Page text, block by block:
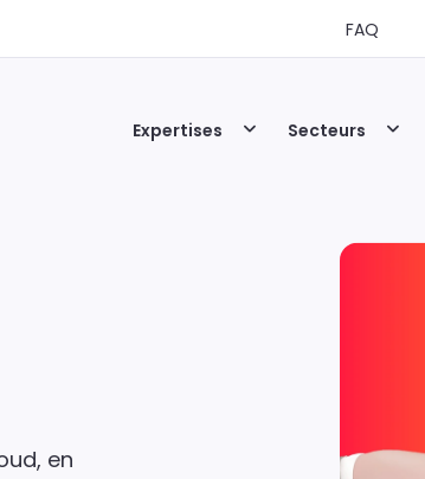
FAQ
Expertises Secteurs
en